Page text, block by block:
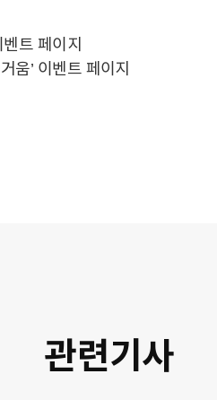
트 페이지
움’ 이벤트 페이지
관련기사